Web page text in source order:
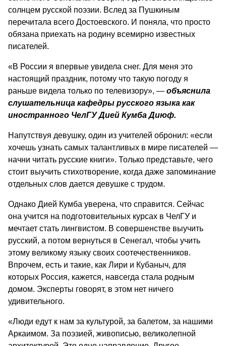
солнцем русской поэзии. Вслед за Пушкиным
перечитала всего Достоевского. И поняла, что просто
обязана приехать на родину всемирно известных
писателей.
«В России я впервые увидела снег. Для меня это
настоящий праздник, потому что такую погоду я
раньше видела только по телевизору», ― объяснила
слушательница кафедры русского языка как
иностранного ЧелГУ Дией Кумба Диюф.
Напутствуя девушку, один из учителей обронил: «если
хочешь узнать самых талантливых в мире писателей ―
начни читать русские книги». Только представьте, чего
стоит выучить стихотворение, когда даже запоминание
отдельных слов дается девушке с трудом.
Однако Дией Кумба уверена, что справится. Сейчас
она учится на подготовительных курсах в ЧелГУ и
мечтает стать лингвистом. В совершенстве выучить
русский, а потом вернуться в Сенегал, чтобы учить
этому великому языку своих соотечественников.
Впрочем, есть и такие, как Лири и Кубаныч, для
которых Россия, кажется, навсегда стала родным
домом. Эксперты говорят, в этом нет ничего
удивительного.
«Люди едут к нам за культурой, за балетом, за нашими
Аркаимом. За поэзией, живописью, великолепной